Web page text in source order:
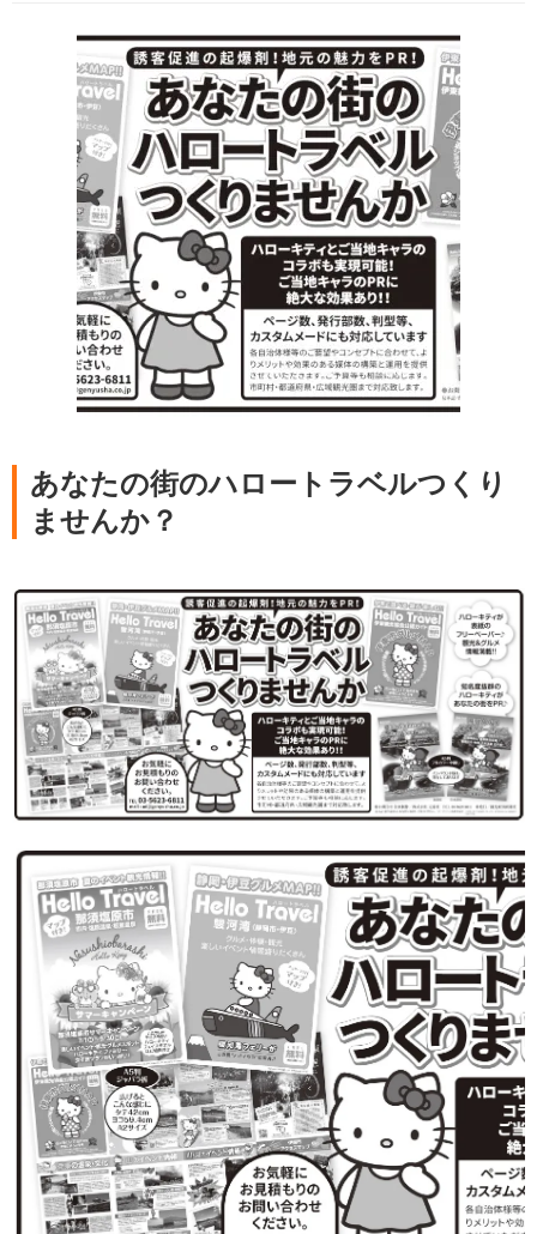
あなたの街のハロートラベルつくり
ませんか？